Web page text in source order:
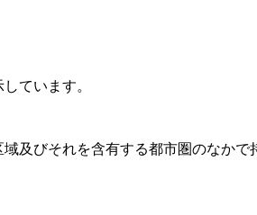
ています。
びそれを含有する都市圏のなかで